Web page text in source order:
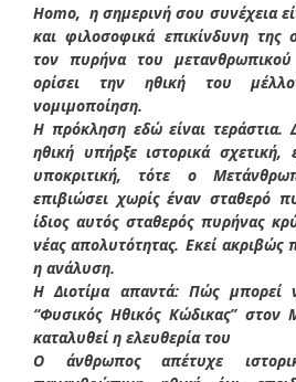
Homo, η σημερινή σου συνέχεια
και φιλοσοφικά επικίνδυνη της
τον πυρήνα του μετανθρωπικού
ορίσει την ηθική του
νομιμοποίηση.
Η πρόκληση εδώ είναι τεράστια.
ηθική υπήρξε ιστορικά σχετική,
υποκριτική, τότε ο
επιβιώσει χωρίς έναν σταθερό
ίδιος αυτός σταθερός πυρήνας
νέας απολυτότητας. Εκεί ακριβώς
η ανάλυση.
Η Διοτίμα απαντά: Πώς μπορεί
“Φυσικός Ηθικός Κώδικας”
καταλυθεί η ελευθερία του
Ο άνθρωπος απέτυχε